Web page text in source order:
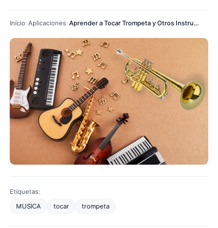
Início Aplicaciones Aprender a Tocar Trompeta y Otros Instrumentos
Etiquetas:
MUSICA
tocar trompeta